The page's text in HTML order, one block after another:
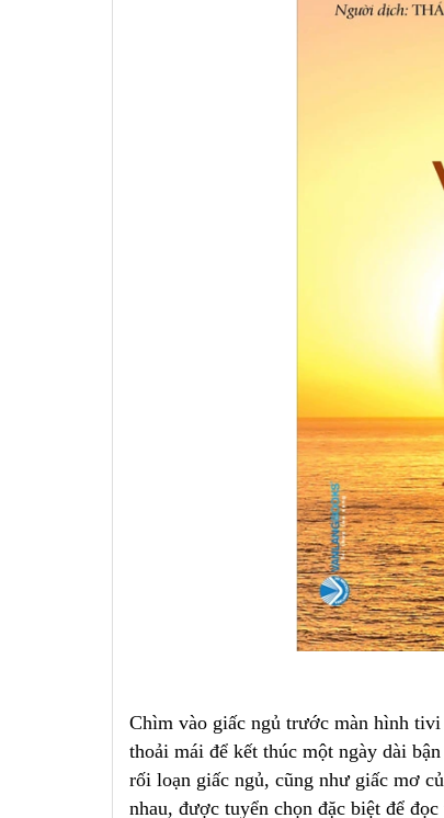
Chìm vào giấc ngủ trước màn hình
thoải mái để kết thúc một ngày dài
rối loạn giấc ngủ, cũng như giấc mơ
nhau, được tuyển chọn đặc biệt để